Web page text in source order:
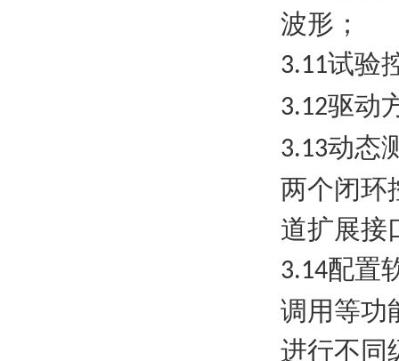
波形；
3.11试验
3.12驱动
3.13动态
两个闭环
道扩展接
3.14配置
调用等功
进行不同